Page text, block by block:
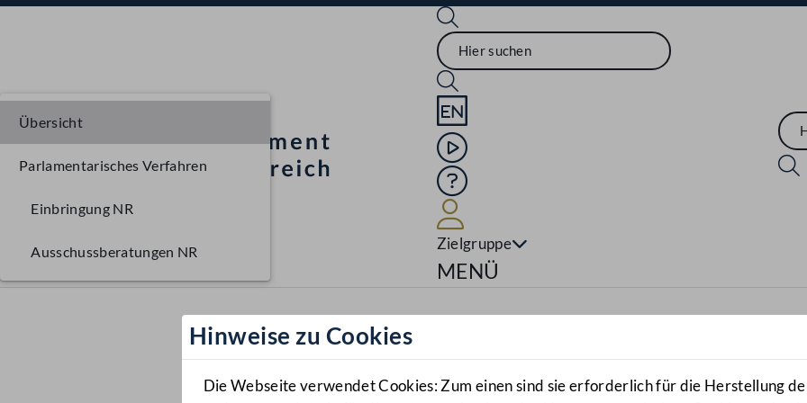
Sprache English
Mediathek
Hilfe
Zielgruppe
Navigationsmenü öffnen
MENÜ
Hinweise zu Cookies
Die Webseite verwendet Cookies: Zum einen sind sie erforderlich für die Herstellung
Übersicht
Parlamentarisches Verfahren
Einbringung NR
Ausschussberatungen NR